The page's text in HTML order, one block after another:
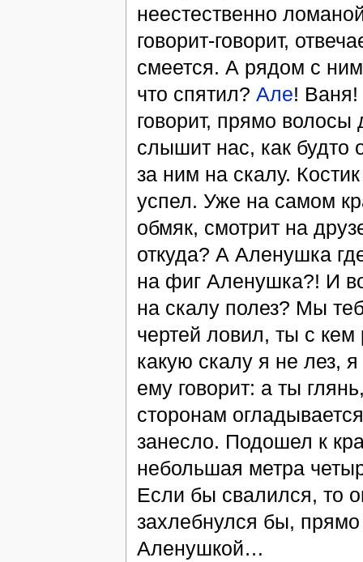
неестественно
говорит-говорит,
смеется. А рядом с
что спятил? Але! Ваня!
говорит, прямо
слышит нас, как будто
за ним на скалу.
успел. Уже на самом
обмяк, смотрит на
откуда? А Аленушка
на фиг Аленушка?! И
на скалу полез? Мы
чертей ловил, ты с
какую скалу я не лез,
ему говорит: а ты
сторонам
занесло. Подошел к
небольшая метра
Если бы свалился, то
захлебнулся бы,
Аленушкой…